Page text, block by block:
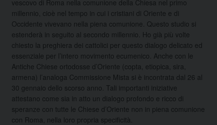
vescovo di Roma nella comunione della Chiesa nel primo
millennio, cioè nel tempo in cui i cristiani di Oriente e di
Occidente vivevano nella piena comunione. Questo studio si
estenderà in seguito al secondo millennio. Ho già più volte
chiesto la preghiera dei cattolici per questo dialogo delicato ed
essenziale per l’intero movimento ecumenico. Anche con le
Antiche Chiese ortodosse d’Oriente (copta, etiopica, sira,
armena) l’analoga Commissione Mista si è incontrata dal 26 al
30 gennaio dello scorso anno. Tali importanti iniziative
attestano come sia in atto un dialogo profondo e ricco di
speranze con tutte le Chiese d’Oriente non in piena comunione
con Roma, nella loro propria specificità.